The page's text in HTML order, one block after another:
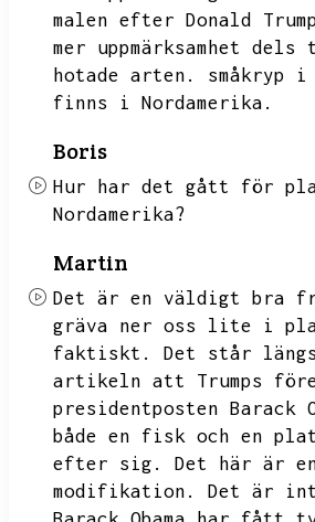
malen efter Donald
mer uppmärksamhet
hotade arten.
småkryp i
finns i Nordamerika.
Boris
Hur har det gått för
Nordamerika?
Martin
Det är en väldigt bra
gräva ner oss lite i
faktiskt.
Det står
artikeln att Trumps
presidentposten Barack
både en fisk och en
efter sig.
Det här är
modifikation.
Det är